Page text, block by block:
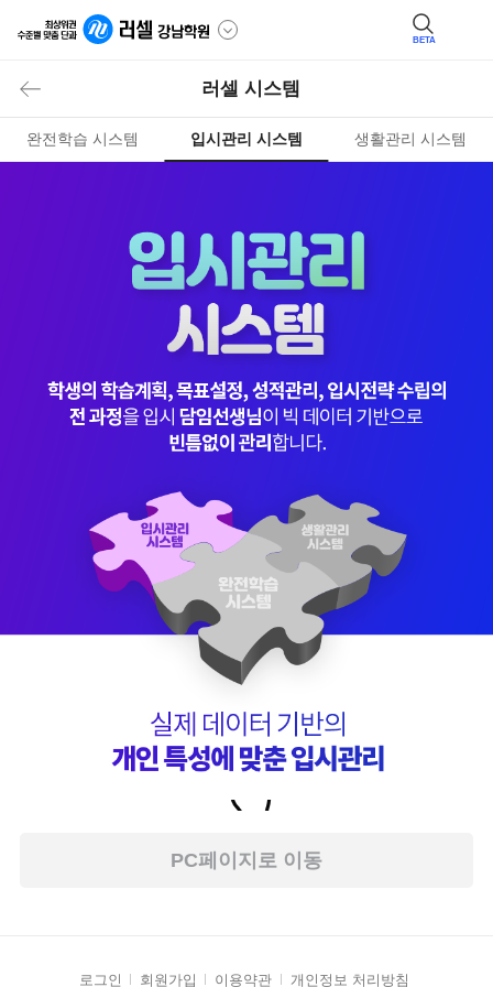
BETA
러셀 시스템
완전학습 시스템 입시관리 시스템 생활관리 시스템
PC페이지로 이동
로그인 회원가입 이용약관 개인정보 처리방침